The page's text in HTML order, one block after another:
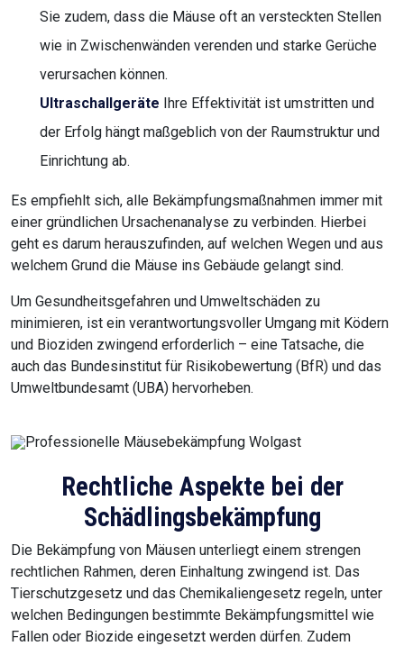
Sie zudem, dass die Mäuse oft an versteckten Stellen
wie in Zwischenwänden verenden und starke Gerüche
verursachen können.
Ultraschallgeräte Ihre Effektivität ist umstritten und
der Erfolg hängt maßgeblich von der Raumstruktur und
Einrichtung ab.
Es empfiehlt sich, alle Bekämpfungsmaßnahmen immer mit
einer gründlichen Ursachenanalyse zu verbinden. Hierbei
geht es darum herauszufinden, auf welchen Wegen und aus
welchem Grund die Mäuse ins Gebäude gelangt sind.
Um Gesundheitsgefahren und Umweltschäden zu
minimieren, ist ein verantwortungsvoller Umgang mit Ködern
und Bioziden zwingend erforderlich – eine Tatsache, die
auch das Bundesinstitut für Risikobewertung (BfR) und das
Umweltbundesamt (UBA) hervorheben.
Rechtliche Aspekte bei der
Schädlingsbekämpfung
Die Bekämpfung von Mäusen unterliegt einem strengen
rechtlichen Rahmen, deren Einhaltung zwingend ist. Das
Tierschutzgesetz und das Chemikaliengesetz regeln, unter
welchen Bedingungen bestimmte Bekämpfungsmittel wie
Fallen oder Biozide eingesetzt werden dürfen. Zudem